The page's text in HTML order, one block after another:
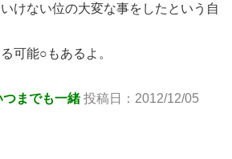
けない位の大変な事をしたという自
可能○もあるよ。
までも一緒投稿日：2012/12/05